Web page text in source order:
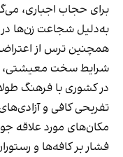
برای حجاب اجباری،
به‌دلیل شجاعت زن‌ها
همچنین ترس از
شرایط سخت
در کشوری با فرهنگ
تفریحی کافی و
مکان‌های مورد علاقه
فشار بر کافه‌ها و